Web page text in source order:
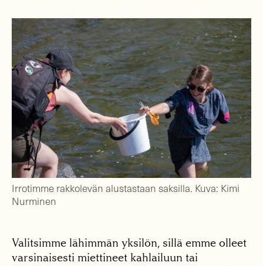
Irrotimme rakkolevän alustastaan saksilla. Kuva: Kimi
Nurminen
Valitsimme lähimmän yksilön, sillä emme olleet
varsinaisesti miettineet kahlailuun tai